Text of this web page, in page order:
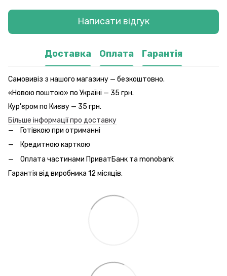
Написати відгук
Доставка Оплата Гарантія
Самовивіз з нашого магазину — безкоштовно.
«Новою поштою» по Україні — 35 грн.
Кур'єром по Києву — 35 грн.
Більше інформації про доставку
Готівкою при отриманні
Кредитною карткою
Оплата частинами ПриватБанк та monobank
Гарантія від виробника 12 місяців.